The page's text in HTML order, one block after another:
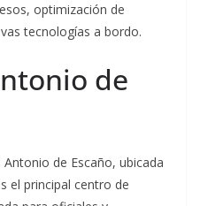
optimización de
tecnologías a bordo.
de
Antonio de Escaño, ubicada
el principal centro de